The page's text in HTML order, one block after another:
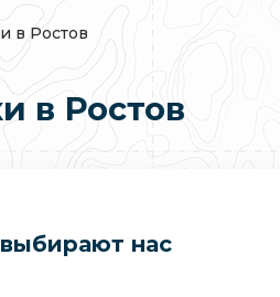
в Ростов
в Ростов
нас